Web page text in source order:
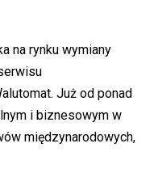
na rynku wymiany
Już od ponad
i biznesowym w
międzynarodowych,